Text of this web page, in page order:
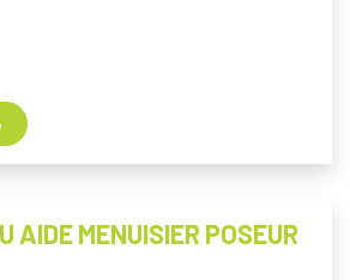
AIDE MENUISIER POSEUR